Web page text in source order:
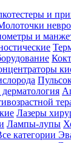
и
и
Лазеры
Лампы-лупы
категории